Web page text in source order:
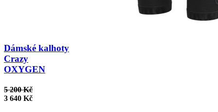
Dámské kalhoty
Crazy
OXYGEN
5 200 Kč
3 640 Kč